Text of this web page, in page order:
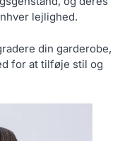
lejlighed.
din garderobe,
for at tilføje stil og